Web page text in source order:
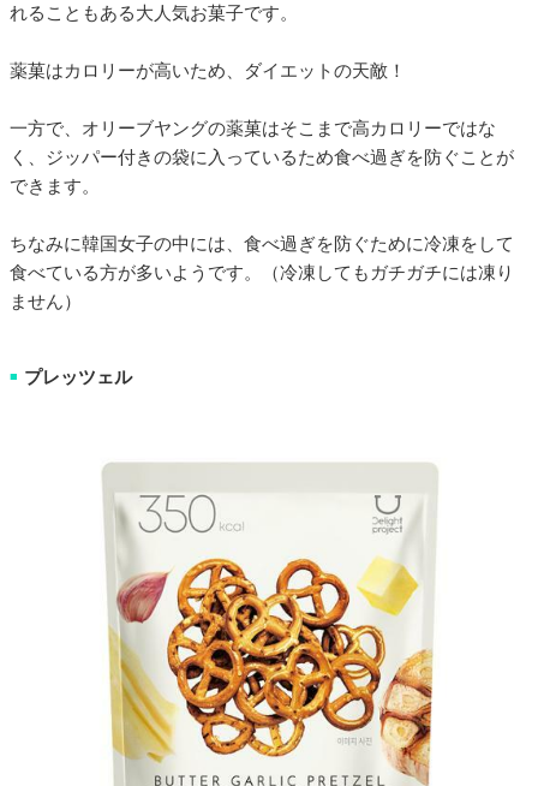
れることもある大人気お菓子です。
薬菓はカロリーが高いため、ダイエットの天敵！
一方で、オリーブヤングの薬菓はそこまで高カロリーではな
く、ジッパー付きの袋に入っているため食べ過ぎを防ぐことが
できます。
ちなみに韓国女子の中には、食べ過ぎを防ぐために冷凍をして
食べている方が多いようです。（冷凍してもガチガチには凍り
ません）
■ プレッツェル